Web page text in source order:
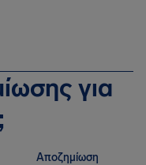
για
Αποζημίωση